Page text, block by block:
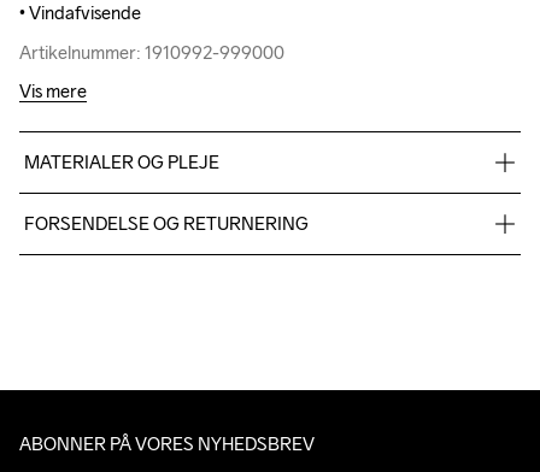
• Vindafvisende
Artikelnummer: 1910992-999000
• Vindafvisende
Artikelnummer: 1910992-999000
Vis mere
MATERIALER OG PLEJE
100% Polyester recycled
FORSENDELSE OG RETURNERING
ABONNER PÅ VORES NYHEDSBREV